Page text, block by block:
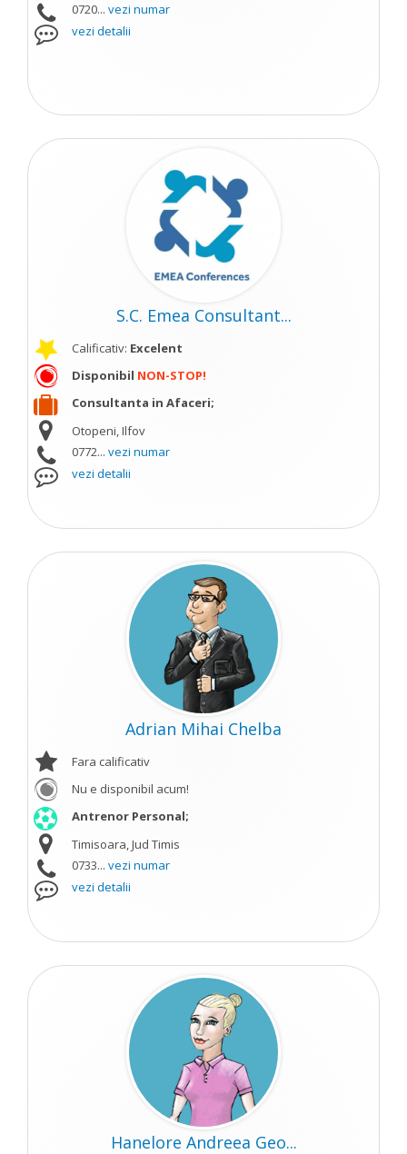
0720... vezi numar
vezi detalii
S.C. Emea Consultant...
Calificativ: Excelent
Disponibil NON-STOP!
Consultanta in Afaceri;
Otopeni, Ilfov
0772... vezi numar
vezi detalii
Adrian Mihai Chelba
Fara calificativ
Nu e disponibil acum!
Antrenor Personal;
Timisoara, Jud Timis
0733... vezi numar
vezi detalii
Hanelore Andreea Geo...